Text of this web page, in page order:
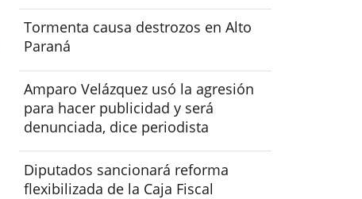
Tormenta causa destrozos en Alto
Paraná
Amparo Velázquez usó la agresión
para hacer publicidad y será
denunciada, dice periodista
Diputados sancionará reforma
flexibilizada de la Caja Fiscal